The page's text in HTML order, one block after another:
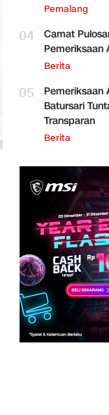
Pemalang
04
Camat
Pemeriksaan
Berita
05
Pemeriksaan
Batursari
Transparan
Berita